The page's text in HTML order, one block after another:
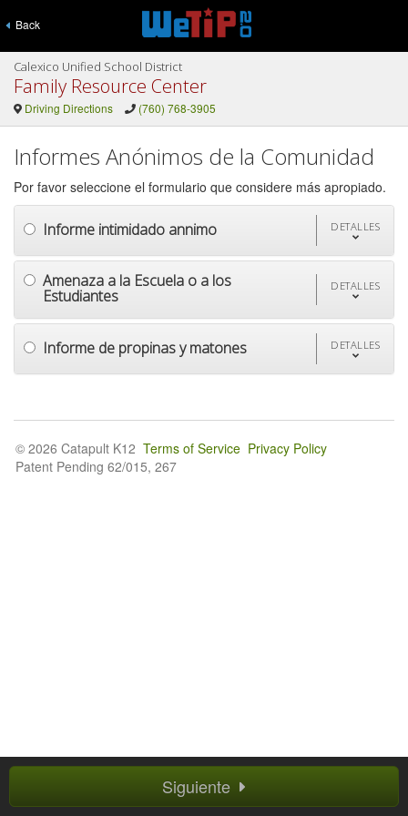
Back
Calexico Unified School District
Family Resource Center
Driving Directions (760) 768-3905
Informes Anónimos de la Comunidad
Por favor seleccione el formulario que considere más apropiado.
Informe intimidado annimo DETALLES
Amenaza a la Escuela o a los
Estudiantes
DETALLES
Informe de propinas y matones DETALLES
Siguiente
© 2026 Catapult K12 Terms of Service Privacy Policy
Patent Pending 62/015, 267